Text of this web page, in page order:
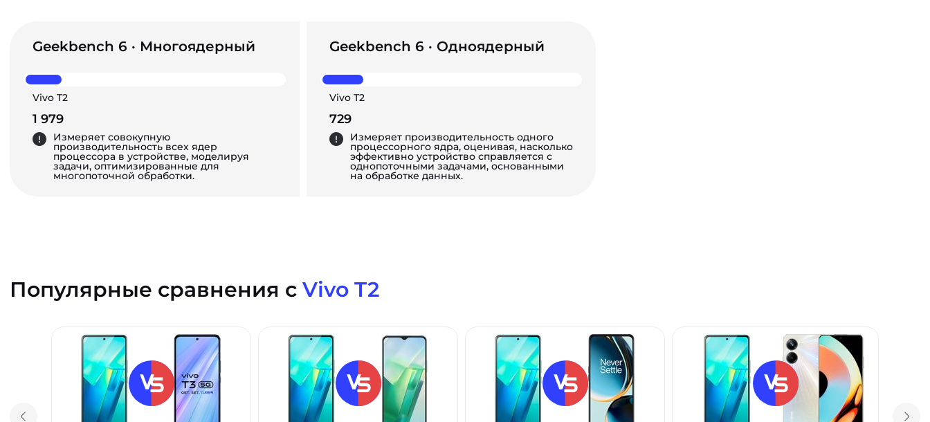
Geekbench 6 · Многоядерный
Vivo T2
1 979
Измеряет совокупную
производительность всех ядер
процессора в устройстве, моделируя
задачи, оптимизированные для
многопоточной обработки.
Geekbench 6 · Одноядерный
Vivo T2
729
Измеряет производительность одного
процессорного ядра, оценивая, насколько
эффективно устройство справляется с
однопоточными задачами, основанными
на обработке данных.
Популярные сравнения с Vivo T2